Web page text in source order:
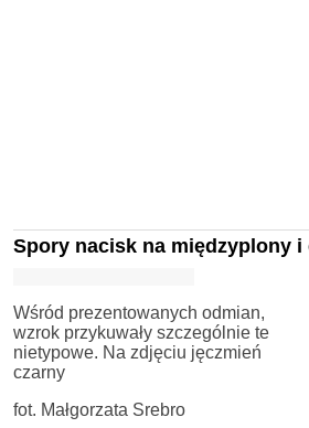
Spory nacisk na międzyplony i
Wśród prezentowanych odmian,
wzrok przykuwały szczególnie te
nietypowe. Na zdjęciu jęczmień
czarny
fot. Małgorzata Srebro